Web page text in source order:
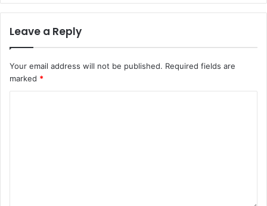
Leave a Reply
Your email address will not be published. Required fields are
marked *